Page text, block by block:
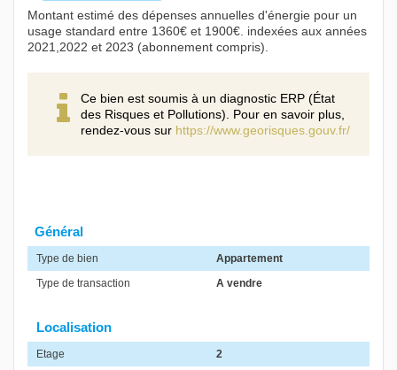
Montant estimé des dépenses annuelles d'énergie pour un
usage standard entre 1360€ et 1900€. indexées aux années
2021,2022 et 2023 (abonnement compris).
Ce bien est soumis à un diagnostic ERP (État
des Risques et Pollutions). Pour en savoir plus,
rendez-vous sur https://www.georisques.gouv.fr/
Général
Type de bien
Appartement
Type de transaction
A vendre
Localisation
Etage 2